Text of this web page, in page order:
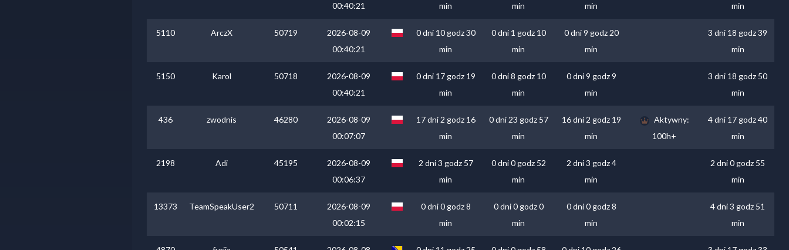
00:40:21
min
min
min
min
5110 ArczX 50719
2026-08-09
00:40:21
0 dni 10 godz 30
min
0 dni 1 godz 10
min
0 dni 9 godz 20
min
3 dni 18 godz 39
min
5150 Karol 50718
2026-08-09
00:40:21
0 dni 17 godz 19
min
0 dni 8 godz 10
min
0 dni 9 godz 9
min
3 dni 18 godz 50
min
436 zwodnis 46280
2026-08-09
00:07:07
17 dni 2 godz 16
min
0 dni 23 godz 57
min
16 dni 2 godz 19
min
Aktywny:
100h+
4 dni 17 godz 40
min
2198 Adi 45195
2026-08-09
00:06:37
2 dni 3 godz 57
min
0 dni 0 godz 52
min
2 dni 3 godz 4
min
2 dni 0 godz 55
min
13373 TeamSpeakUser2 50711
2026-08-09
00:02:15
0 dni 0 godz 8
min
0 dni 0 godz 0
min
0 dni 0 godz 8
min
4 dni 3 godz 51
min